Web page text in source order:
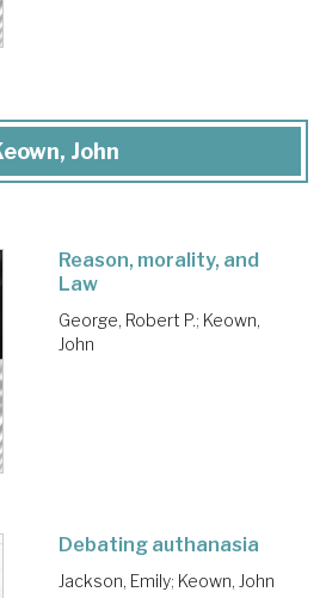
John
Reason, morality, and
Law
George, Robert P.; Keown,
John
Debating authanasia
Jackson, Emily; Keown, John